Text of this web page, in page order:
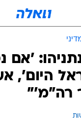
'אם
היום',
רה"מ'"